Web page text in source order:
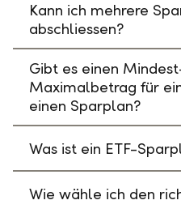
Kann ich mehrere
abschliessen?
Gibt es einen
Maximalbetrag für
einen Sparplan?
Was ist ein ETF-
Wie wähle ich den